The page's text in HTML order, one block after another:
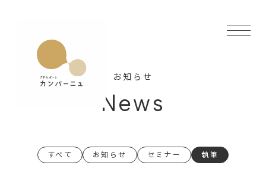
お知らせ
News
すべて お知らせ セミナー 執筆